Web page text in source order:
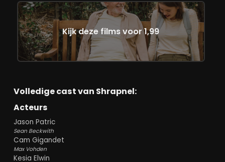
Kijk deze films voor 1,99
Volledige cast van Shrapnel:
Acteurs
Jason Patric
Sean Beckwith
Cam Gigandet
Max Vohden
Kesia Elwin